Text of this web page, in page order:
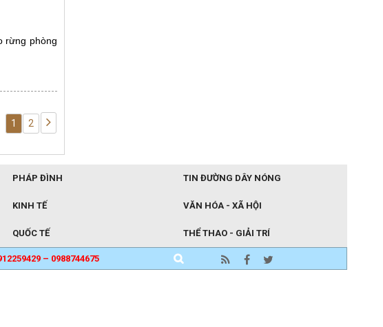
rừng phòng
1 2
PHÁP ĐÌNH TIN ĐƯỜNG DÂY NÓNG
KINH TẾ VĂN HÓA - XÃ HỘI
QUỐC TẾ THỂ THAO - GIẢI TRÍ
– 0988744675